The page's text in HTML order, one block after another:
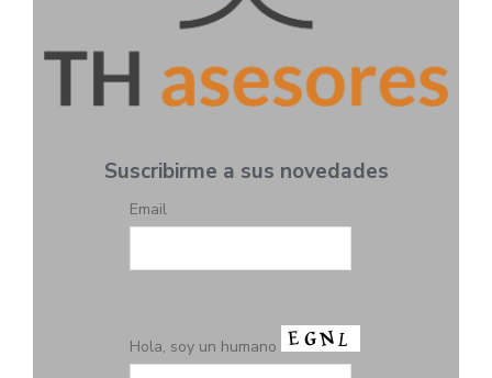
Suscribirme a sus novedades
Email
Hola, soy un humano